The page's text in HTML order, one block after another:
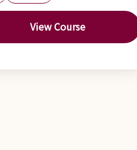
View Course